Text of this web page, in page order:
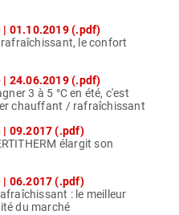
| 01.10.2019 (.pdf)
le confort
| 24.06.2019 (.pdf)
3 à 5 °C en été, c'est
chauffant / rafraîchissant
| 09.2017 (.pdf)
élargit son
| 06.2017 (.pdf)
: le meilleur
du marché